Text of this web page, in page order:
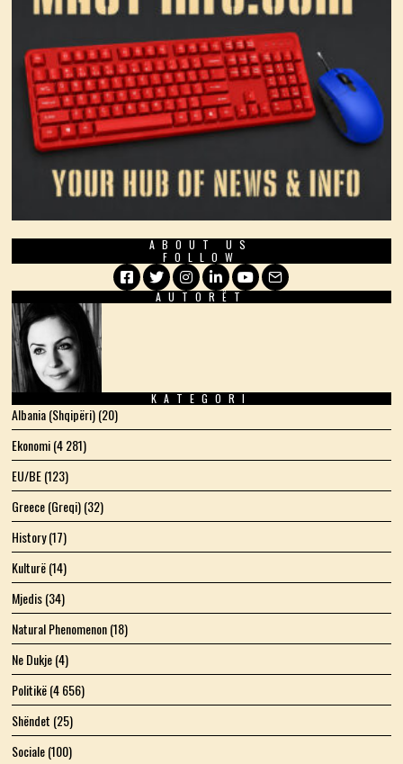
ABOUT US
FOLLOW
Facebook
TwitterInstagram
LinkedIn
YouTube
Email
AUTORËT
KATEGORI
Albania (Shqipëri)(20)
Ekonomi(4 281)
EU/BE(123)
Greece (Greqi)(32)
History(17)
Kulturë(14)
Mjedis(34)
Natural Phenomenon(18)
Ne Dukje(4)
Politikë(4 656)
Shëndet (25)
Sociale(100)